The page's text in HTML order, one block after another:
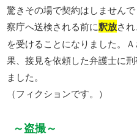
驚きその場で契約はしません
察庁へ送検される前に釈放さ
を受けることになりました。
果、接見を依頼した弁護士に
ました。
（フィクションです。）
～盗撮～